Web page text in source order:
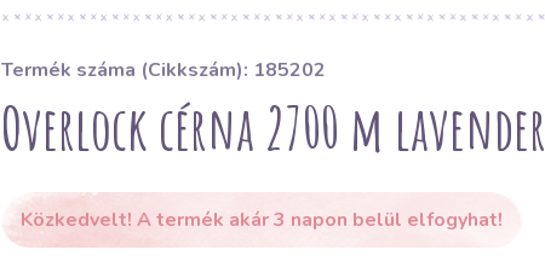
Termék száma (Cikkszám): 185202
Overlock cérna 2700 m lavender
Közkedvelt! A termék akár 3 napon belül elfogyhat!